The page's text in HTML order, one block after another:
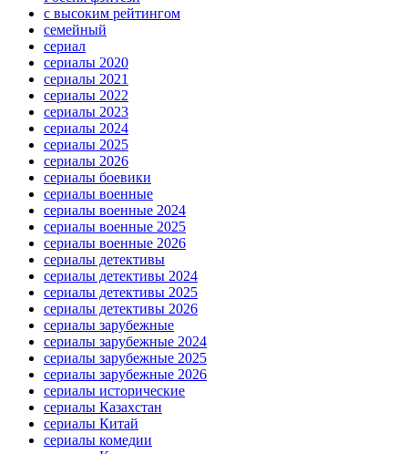
с высоким рейтингом
семейный
сериал
сериалы 2020
сериалы 2021
сериалы 2022
сериалы 2023
сериалы 2024
сериалы 2025
сериалы 2026
сериалы боевики
сериалы военные
сериалы военные 2024
сериалы военные 2025
сериалы военные 2026
сериалы детективы
сериалы детективы 2024
сериалы детективы 2025
сериалы детективы 2026
сериалы зарубежные
сериалы зарубежные 2024
сериалы зарубежные 2025
сериалы зарубежные 2026
сериалы исторические
сериалы Казахстан
сериалы Китай
сериалы комедии